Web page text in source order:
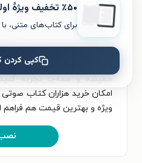
برای تجربه‌ای بهتر در دانلود
بروز فتنه) و خواندن آن،
رایگان نصب کنید. در
شخصی‌سازی کنید و لذت
همیشه و همه‌جا تجربه
امکان خرید هزاران کتاب
ویژه و بهترین قیمت هم
٪۵۰ تخفیف ویژۀ اولین خرید
برای کتاب‌های متنی،
کپی کردن